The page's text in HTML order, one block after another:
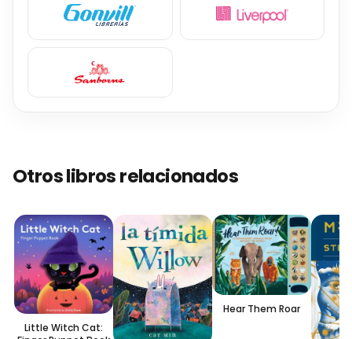
Otros libros relacionados
Little Witch Cat:
Hear Them Roar